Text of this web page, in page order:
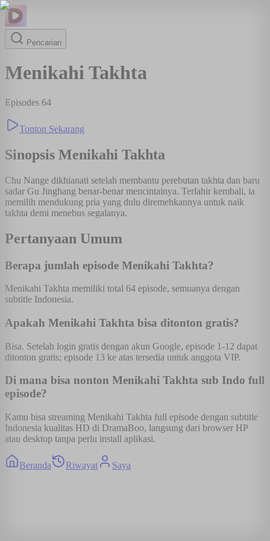
Pencarian
Menikahi Takhta
Episodes 64
Tonton Sekarang
Sinopsis Menikahi Takhta
Chu Nange dikhianati setelah membantu perebutan takhta dan baru
sadar Gu Jinghang benar-benar mencintainya. Terlahir kembali, ia
memilih mendukung pria yang dulu diremehkannya untuk naik
takhta demi menebus segalanya.
Pertanyaan Umum
Berapa jumlah episode Menikahi Takhta?
Menikahi Takhta memiliki total 64 episode, semuanya dengan
subtitle Indonesia.
Apakah Menikahi Takhta bisa ditonton gratis?
Bisa. Setelah login gratis dengan akun Google, episode 1-12 dapat
ditonton gratis; episode 13 ke atas tersedia untuk anggota VIP.
Di mana bisa nonton Menikahi Takhta sub Indo full
episode?
Kamu bisa streaming Menikahi Takhta full episode dengan subtitle
Indonesia kualitas HD di DramaBoo, langsung dari browser HP
atau desktop tanpa perlu install aplikasi.
Beranda Riwayat Saya